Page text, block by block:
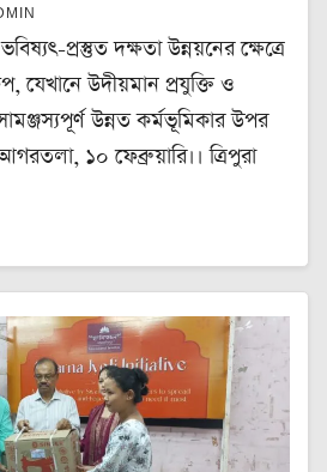
প্রস্তুত দক্ষতা উন্নয়নের ক্ষেত্রে
যেখানে উদীয়মান প্রযুক্তি ও
উন্নত কর্মভূমিকার উপর
১০ ফেব্রুয়ারি।। ত্রিপুরা